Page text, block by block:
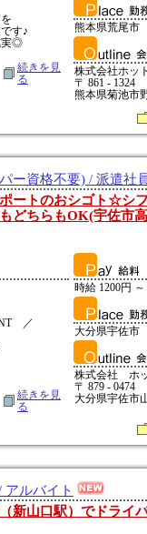
す♪
実◎
続きを見
る
熊本県荒尾市
株式会社ホッ
〒 861 - 1324
熊本県菊池市
ー資格不要) / 派遣社
ートのおシゴト☆シ
どちらもOK(宇佐市
／
続きを見
る
時給 1200円
大分県宇佐市
株式会社 ホ
〒 879 - 0474
大分県宇佐市
アルバイト
新山口駅）でドライ